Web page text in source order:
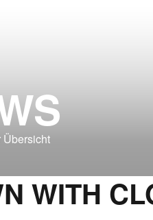
Übersicht
WITH